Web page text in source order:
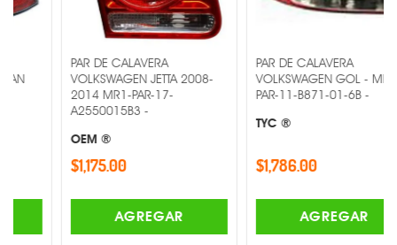
PAR DE CALAVERA
VOLKSWAGEN JETTA 2008-
2014 MR1-PAR-17-
A2550015B3 -
$1,175.00
AGREGAR
PAR DE CALAVERA
VOLKSWAGEN GOL - MR1-
PAR-11-B871-01-6B -
$1,786.00
AGREGAR